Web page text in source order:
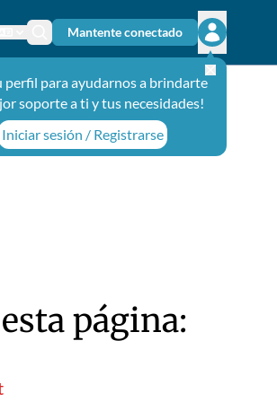
Cambiar el idioma
Ícono de búsqueda
Mantente conectado
Abrir el
perfil para ayudarnos a brindarte
soporte a ti y tus necesidades!
Iniciar sesión / Registrarse
página: